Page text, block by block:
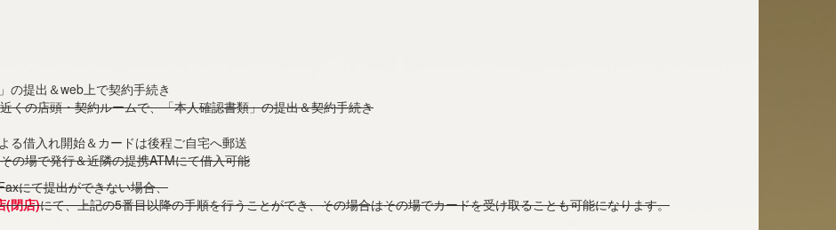
の提出＆web上で契約手続き
くの店頭・契約ルームで、「本人確認書類」の提出＆契約手続き
る借入れ開始＆カードは後程ご自宅へ郵送
の場で発行＆近隣の提携ATMにて借入可能
にて提出ができない場合、
(閉店)にて、上記の5番目以降の手順を行うことができ、その場合はその場でカードを受け取ることも可能になります。